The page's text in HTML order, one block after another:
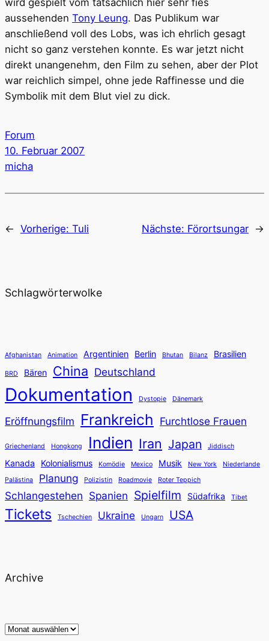
aussehenden Tony Leung. Das Publikum war
anschließend voll des Lobs, was ich ehrlich gesagt
nicht so ganz verstehen konnte. Es war jetzt nicht
direkt unangenehm, den Film zu sehen, aber der Plot
war reichlich simpel, ohne jede Raffinesse und die
Symbolik mit dem Blut viel zu dick.
Forum
10. Februar 2007
micha
← Vorherige: Tuli Nächste: Förortsungar →
Schlagwörterwolke
Afghanistan Animation Argentinien Berlin Bhutan Bilanz Brasilien
BRD Bären China Deutschland
Dokumentation Dystopie Dänemark
Eröffnungsfilm Frankreich Furchtlose Frauen
Griechenland Hongkong Indien Iran Japan Jiddisch
Kanada Kolonialismus Komödie Mexico Musik New York
Niederlande
Palästina
Planung Polizistin Roadmovie Roter Teppich
Schlangestehen Spanien Spielfilm Südafrika Tibet
Tickets Tschechien Ukraine Ungarn USA
Archive
Archiv